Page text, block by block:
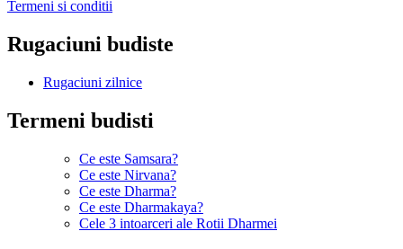
Termeni si conditii
Rugaciuni budiste
Rugaciuni zilnice
Termeni budisti
Ce este Samsara?
Ce este Nirvana?
Ce este Dharma?
Ce este Dharmakaya?
Cele 3 intoarceri ale Rotii Dharmei